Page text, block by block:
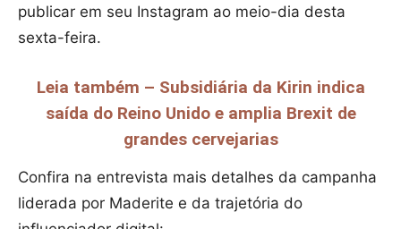
publicar em seu Instagram ao meio-dia desta
sexta-feira.
Leia também – Subsidiária da Kirin indica
saída do Reino Unido e amplia Brexit de
grandes cervejarias
Confira na entrevista mais detalhes da campanha
liderada por Maderite e da trajetória do